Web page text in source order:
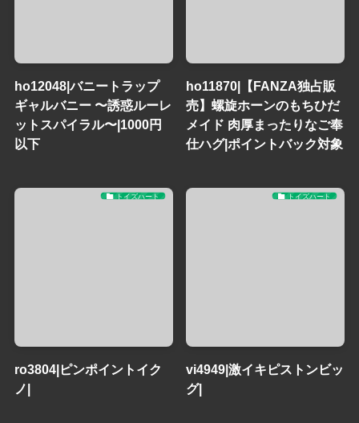
ho12048|バニートラップ
ギャルバニー 〜誘惑ルーレ
ットスパイラル〜|1000円
以下
ho11870|【FANZA独占販
売】螺旋ホーンのもちひだ
メイド 肉厚まったりなご奉
仕ハグ|ポイントバック対象
トイズハート
ro3804|ピンポイントイク
ノ|
トイズハート
vi4949|激イキピストンビッ
グ|